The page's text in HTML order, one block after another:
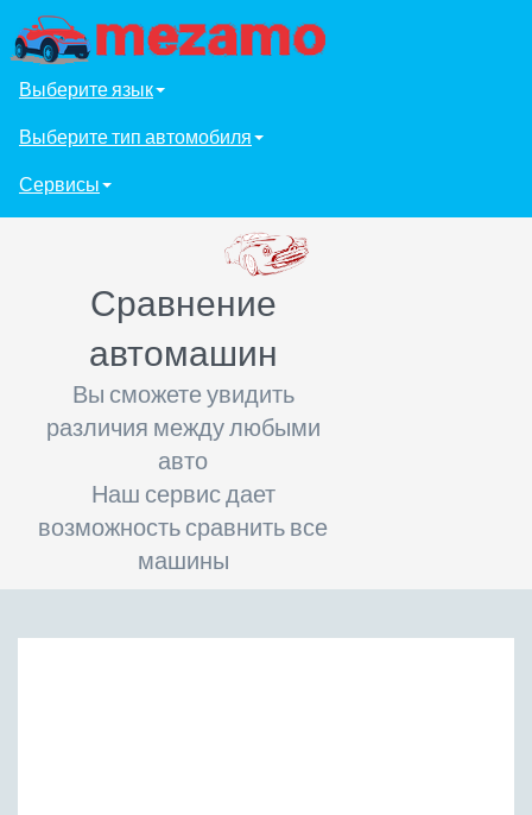
Выберите язык
Выберите тип автомобиля
Сервисы
Сравнение
автомашин
Вы сможете увидить
различия между любыми
авто
Наш сервис дает
возможность сравнить все
машины